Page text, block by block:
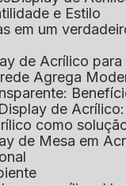
e Estilo
em um
de Acrílico
Agrega
Display de
como
de Mesa em